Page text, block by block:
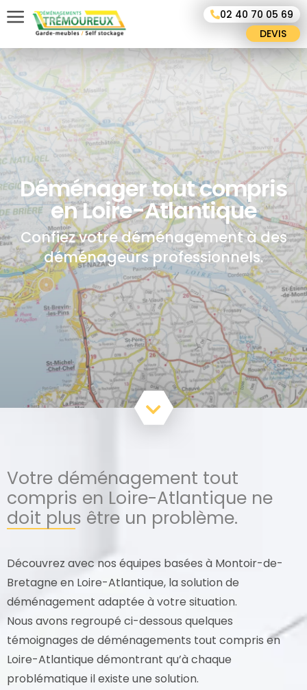
02 40 70 05 69
DEVIS
Déménager tout compris
en Loire-Atlantique
Confiez votre déménagement à des
déménageurs professionnels.
Votre déménagement tout
compris en Loire-Atlantique ne
doit plus être un problème.
Découvrez avec nos équipes basées à Montoir-de-
Bretagne en Loire-Atlantique, la solution de
déménagement adaptée à votre situation.
Nous avons regroupé ci-dessous quelques
témoignages de déménagements tout compris en
Loire-Atlantique démontrant qu’à chaque
problématique il existe une solution.
Panneau de gestion des cookies